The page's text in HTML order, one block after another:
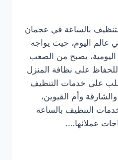
بالساعة في عجمان
عالم اليوم، حيث يواجه
يصبح من الصعب
على نظافة المنزل
على خدمات التنظيف
وأم القيوين،
التنظيف بالساعة
عملائها….